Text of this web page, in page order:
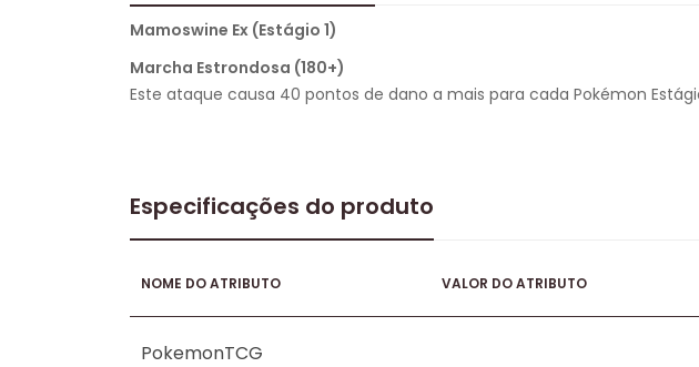
Mamoswine Ex (Estágio 1)
Marcha Estrondosa (180+)
Este ataque causa 40 pontos de dano a mais para cada Pokémon
Especificações do produto
NOME DO ATRIBUTO VALOR DO ATRIBUTO
PokemonTCG